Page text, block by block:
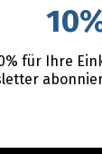
für Ihre